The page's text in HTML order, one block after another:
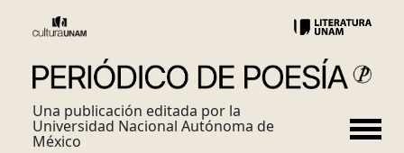
Una publicación editada por la
Universidad Nacional Autónoma de
México